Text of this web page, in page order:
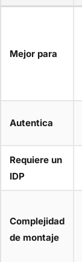
Mejor para
Autentica
Requiere un
IDP
Complejidad
de montaje